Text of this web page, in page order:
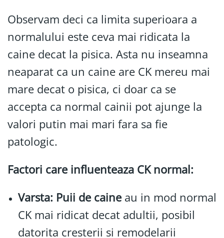
Observam deci ca limita superioara a
normalului este ceva mai ridicata la
caine decat la pisica. Asta nu inseamna
neaparat ca un caine are CK mereu mai
mare decat o pisica, ci doar ca se
accepta ca normal cainii pot ajunge la
valori putin mai mari fara sa fie
patologic.
Factori care influenteaza CK normal:
Varsta: Puii de caineau in mod normal
CK mai ridicat decat adultii, posibil
datorita cresterii si remodelarii